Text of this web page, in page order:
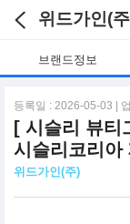
위드가인(
브랜드정보
등록일 : 2026-05-03 |
[ 시슬리 뷰티
시슬리코리아
위드가인(주)